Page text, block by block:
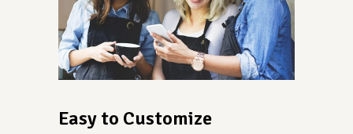
Easy to Customize